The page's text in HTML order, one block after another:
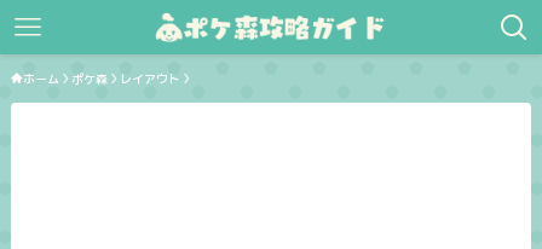
ホーム ポケ森 レイアウト